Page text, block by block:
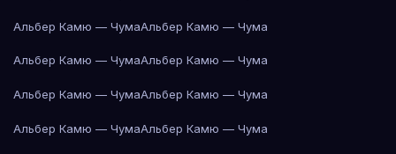
Альбер Камю — ЧумаАльбер Камю — Чума
Альбер Камю — ЧумаАльбер Камю — Чума
Альбер Камю — ЧумаАльбер Камю — Чума
Альбер Камю — ЧумаАльбер Камю — Чума